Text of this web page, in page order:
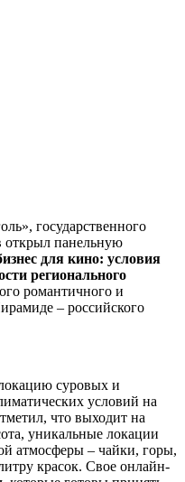
государственного
открыл панельную
для кино: условия
регионального
романтичного и
– российского
суровых и
условий на
что выходит на
уникальные локации
атмосферы – чайки, горы,
красок. Свое онлайн-